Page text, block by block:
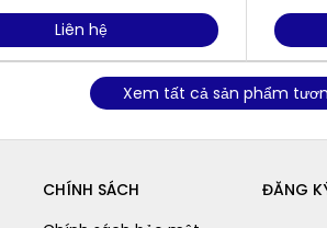
Liên hệ
Xem tất cả sản phẩm
CHÍNH SÁCH
ĐĂNG